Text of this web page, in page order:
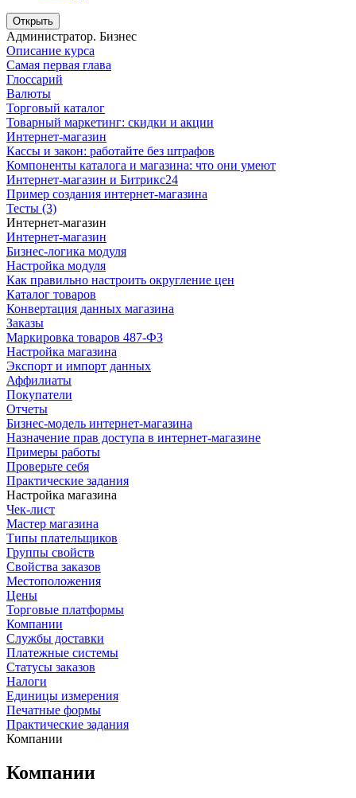
Открыть
Администратор. Бизнес
Описание курса
Самая первая глава
Глоссарий
Валюты
Торговый каталог
Товарный маркетинг: скидки и акции
Интернет-магазин
Кассы и закон: работайте без штрафов
Компоненты каталога и магазина: что они умеют
Интернет-магазин и Битрикс24
Пример создания интернет-магазина
Тесты (3)
Интернет-магазин
Интернет-магазин
Бизнес-логика модуля
Настройка модуля
Как правильно настроить округление цен
Каталог товаров
Конвертация данных магазина
Заказы
Маркировка товаров 487-ФЗ
Настройка магазина
Экспорт и импорт данных
Аффилиаты
Покупатели
Отчеты
Бизнес-модель интернет-магазина
Назначение прав доступа в интернет-магазине
Примеры работы
Проверьте себя
Практические задания
Настройка магазина
Чек-лист
Мастер магазина
Типы плательщиков
Группы свойств
Свойства заказов
Местоположения
Цены
Торговые платформы
Компании
Службы доставки
Платежные системы
Статусы заказов
Налоги
Единицы измерения
Печатные формы
Практические задания
Компании
Компании